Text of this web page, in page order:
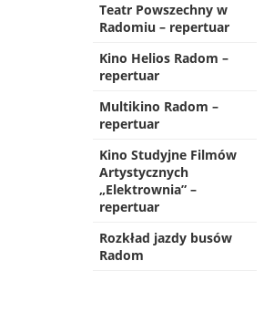
Teatr Powszechny w
Radomiu – repertuar
Kino Helios Radom –
repertuar
Multikino Radom –
repertuar
Kino Studyjne Filmów
Artystycznych
„Elektrownia” –
repertuar
Rozkład jazdy busów
Radom